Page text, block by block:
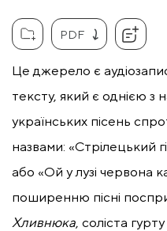
PDF
Це джерело є
тексту, який є однією з
українських пісень
назвами: «Cтрілецький
або «Ой у лузі червона
поширенню пісні
Хливнюка, соліста